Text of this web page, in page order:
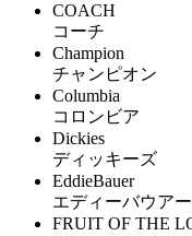
COACH
コーチ
Champion
チャンピオン
Columbia
コロンビア
Dickies
ディッキーズ
EddieBauer
エディーバウアー
FRUIT OF THE